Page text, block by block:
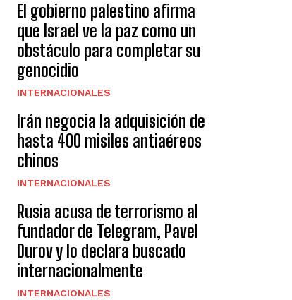
El gobierno palestino afirma
que Israel ve la paz como un
obstáculo para completar su
genocidio
INTERNACIONALES
Irán negocia la adquisición de
hasta 400 misiles antiaéreos
chinos
INTERNACIONALES
Rusia acusa de terrorismo al
fundador de Telegram, Pavel
Durov y lo declara buscado
internacionalmente
INTERNACIONALES